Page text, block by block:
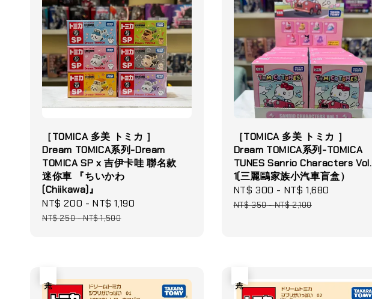
［TOMICA 多美 トミカ ］
Dream TOMICA系列-Dream
TOMICA SP x 吉伊卡哇 聯名款
迷你車 『ちいかわ
(Chiikawa)』
Sale
price
NT$ 200 -NT$ 1,190
NT$ 250-NT$ 1,500
［TOMICA 多美 トミカ ］
Dream TOMICA系列-TOMICA
TUNES Sanrio Characters Vol.
1(三麗鷗家族小汽車盲盒）
Sale
price
NT$ 300 - NT$ 1,680
NT$ 350-NT$ 2,100